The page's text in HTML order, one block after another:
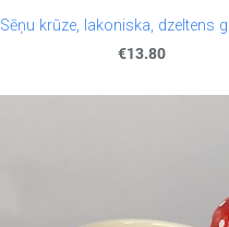
Sēņu krūze, lakoniska, dzeltens
€13.80